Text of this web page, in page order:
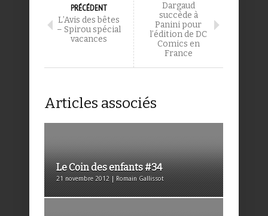
PRÉCÉDENT
L’Avis des bêtes
– Spirou spécial
vacances
Dargaud
succède à
Panini pour
l’édition de DC
Comics en
France
Articles associés
Le Coin des enfants #34
21 novembre 2012 | Romain Gallissot